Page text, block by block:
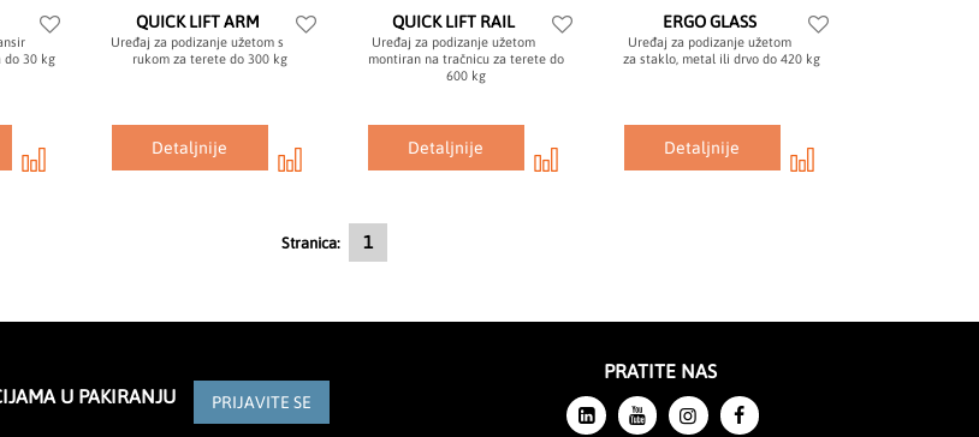
do 30 kg
QUICK LIFT ARM
Uređaj za podizanje užetom s
rukom za terete do 300 kg
Detaljnije
QUICK LIFT RAIL
Uređaj za podizanje užetom
montiran na tračnicu za terete do
600 kg
Detaljnije
ERGO GLASS
Uređaj za podizanje užetom
za staklo, metal ili drvo do 420 kg
Detaljnije
Stranica: Trenutno pregledavate stranicu
1
U PAKIRANJU PRIJAVITE SE
PRATITE NAS